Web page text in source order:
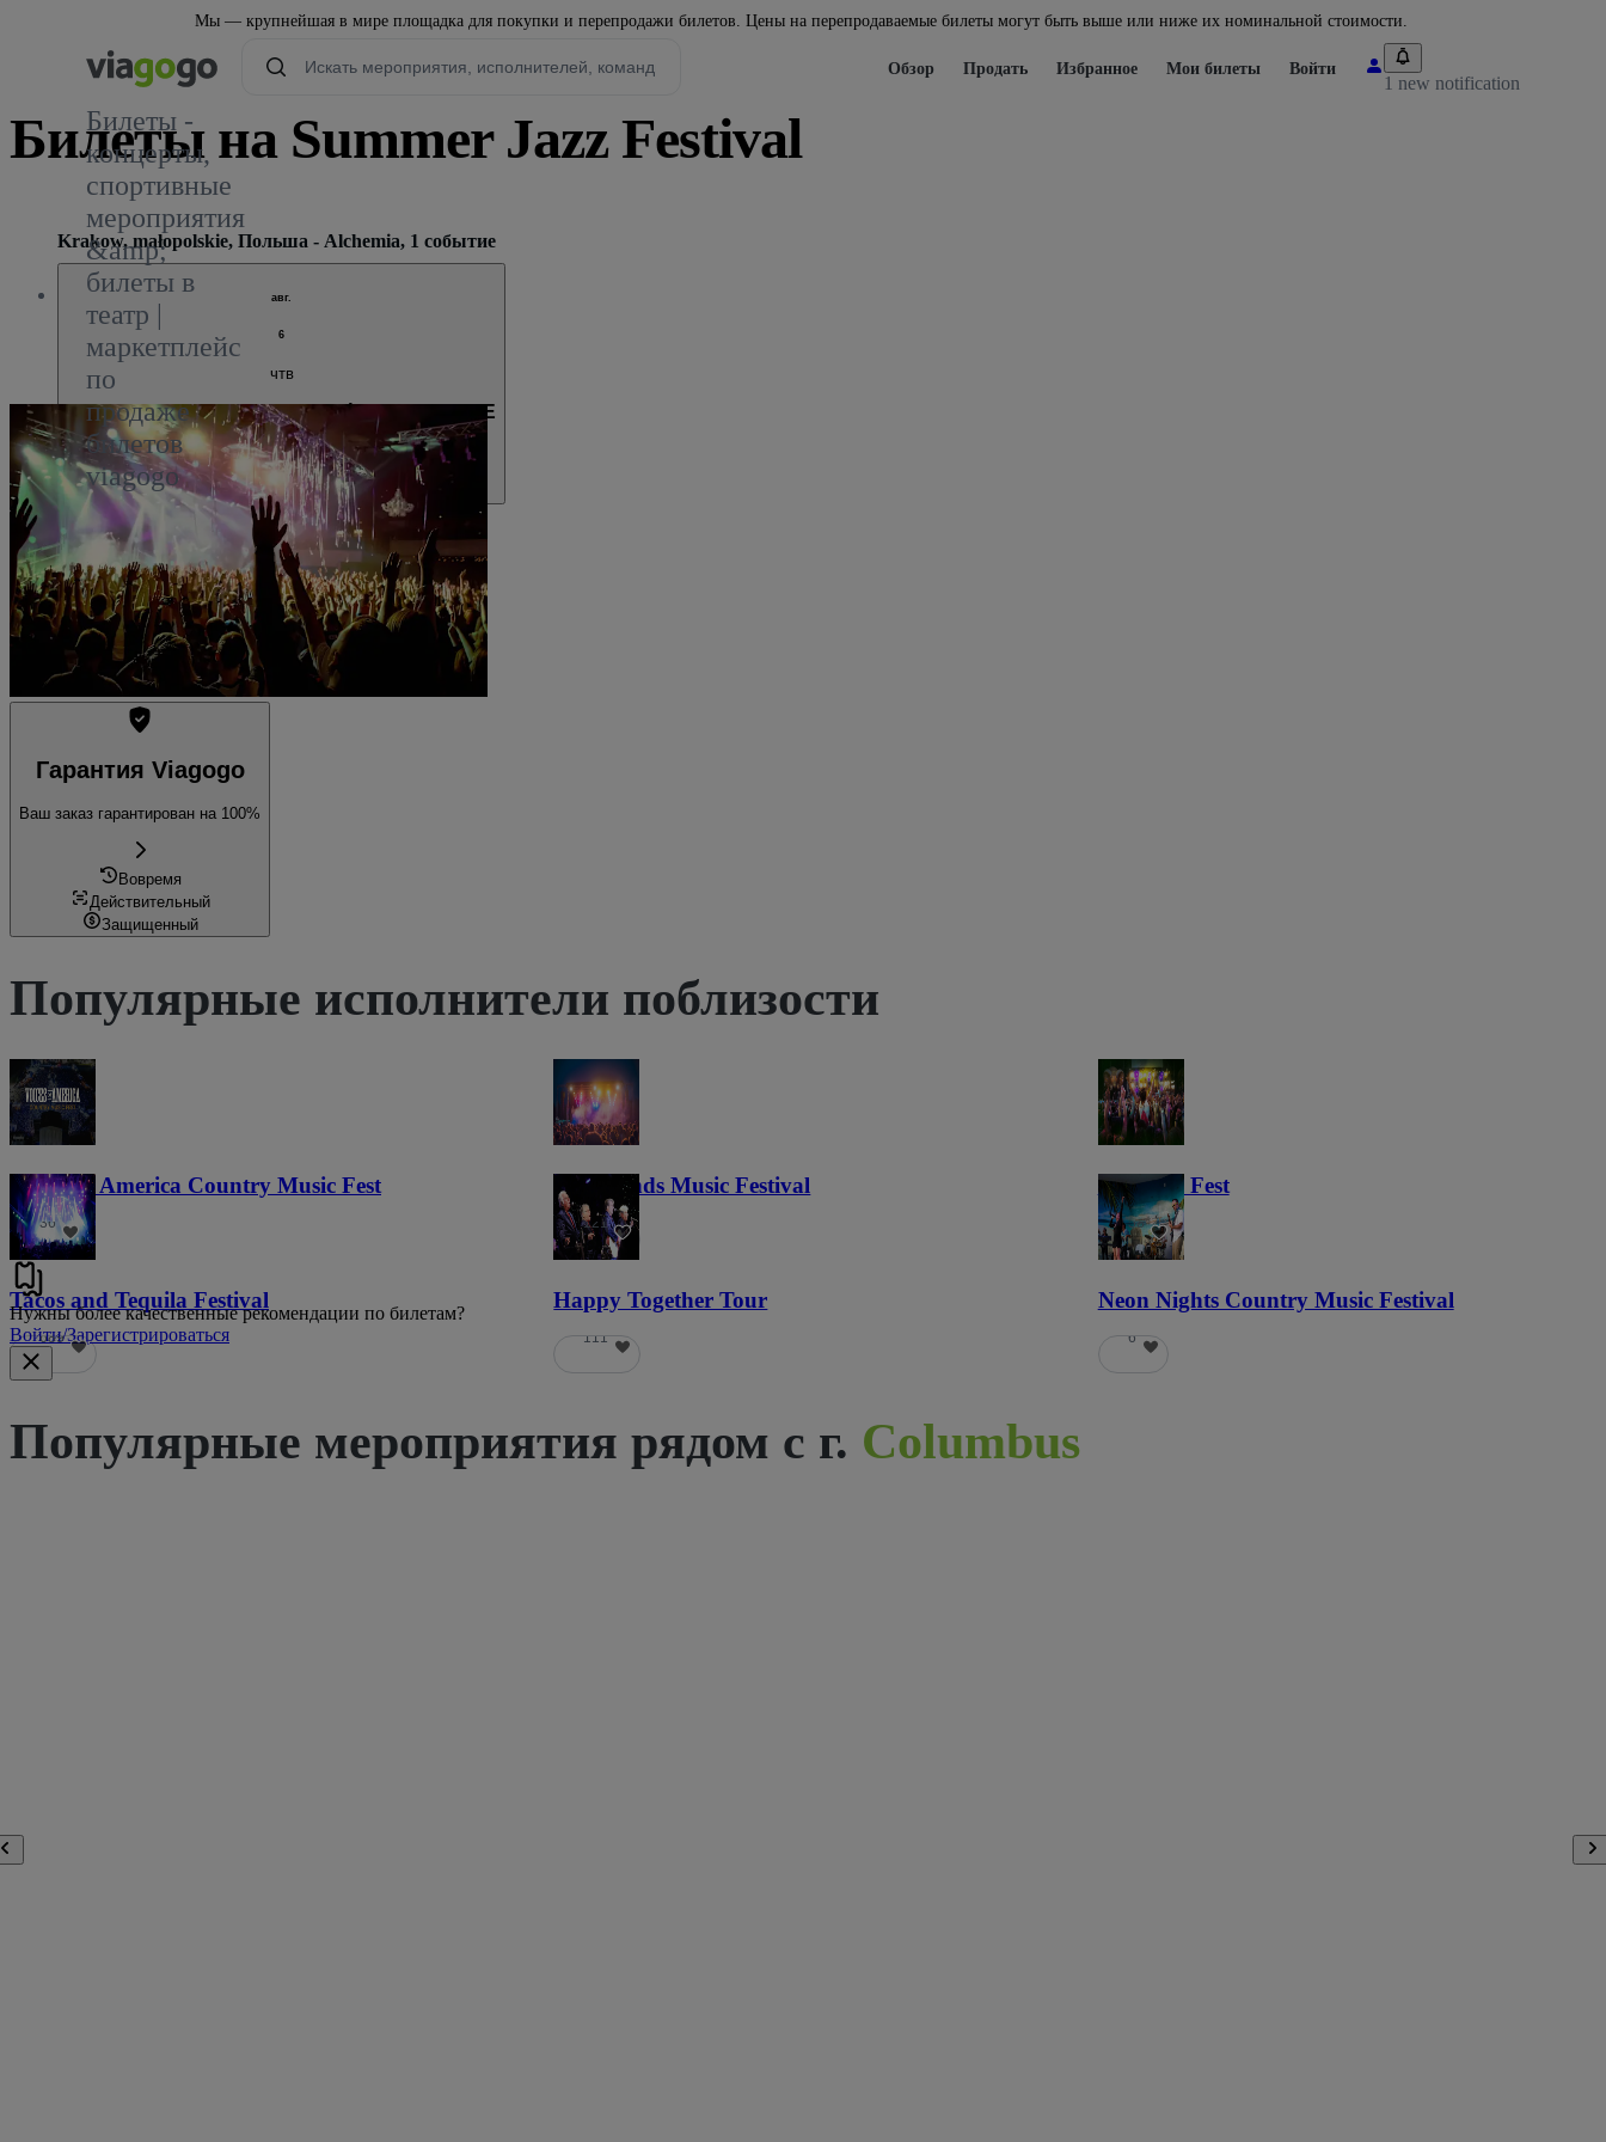
Мы — крупнейшая в мире площадка для покупки и перепродажи билетов. Цены на перепродаваемые билеты могут быть выше или ниже их номинальной стоимости.
Билеты -
концерты,
спортивные
мероприятия
&amp;
билеты в
театр |
маркетплейс
по
продаже
билетов
viagogo
Обзор Продать Избранное Мои билеты Войти
1 new notification
Билеты на Summer Jazz Festival
Krakow, małopolskie, Польша - Alchemia, 1 событие
авг.
6
чтв
31. Summer Jazz Festival Kraków: Kwartet ONE
20:00 Krakow, małopolskie, ПольшаAlchemia
Alchemia
Распроданный
Гарантия Viagogo
Ваш заказ гарантирован на 100%
Вовремя
Действительный
Защищенный
Популярные исполнители поблизости
Voices of America Country Music Fest
36
Lost Lands Music Festival
121
Haunted Fest
58
Tacos and Tequila Festival
689
Happy Together Tour
111
Neon Nights Country Music Festival
6
Нужны более качественные рекомендации по билетам?
Войти/Зарегистрироваться
Популярные мероприятия рядом с г. Columbus